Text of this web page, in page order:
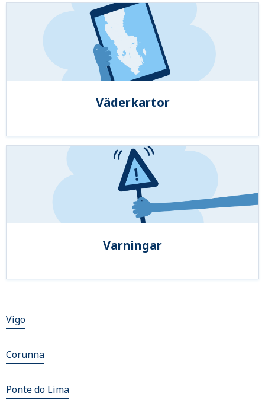
Väderkartor
Varningar
Vigo
Corunna
Ponte do Lima